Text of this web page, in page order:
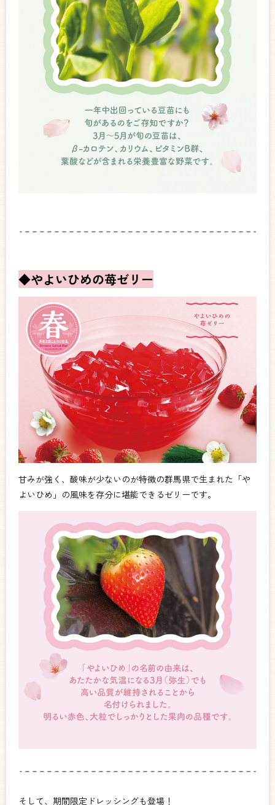
◆やよいひめの苺ゼリー
甘みが強く、酸味が少ないのが特徴の群馬県で生まれた「や
よいひめ」の風味を存分に堪能できるゼリーです。
そして、期間限定ドレッシングも登場！